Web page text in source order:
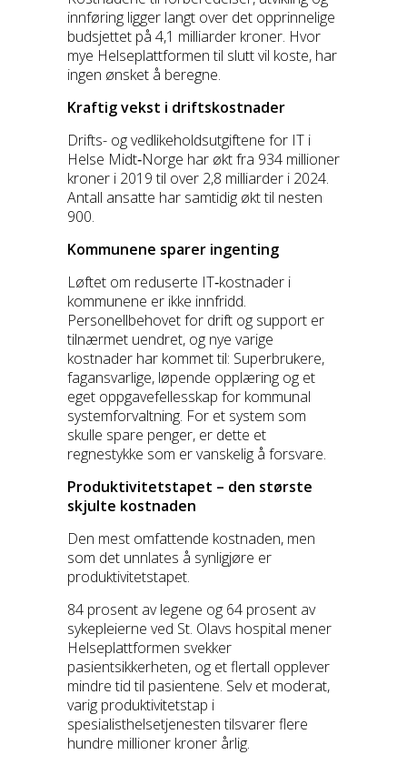
innføring ligger langt over det opprinnelige
budsjettet på 4,1 milliarder kroner. Hvor
mye Helseplattformen til slutt vil koste, har
ingen ønsket å beregne.
Kraftig vekst i driftskostnader
Drifts- og vedlikeholdsutgiftene for IT i
Helse Midt‑Norge har økt fra 934 millioner
kroner i 2019 til over 2,8 milliarder i 2024.
Antall ansatte har samtidig økt til nesten
900.
Kommunene sparer ingenting
Løftet om reduserte IT‑kostnader i
kommunene er ikke innfridd.
Personellbehovet for drift og support er
tilnærmet uendret, og nye varige
kostnader har kommet til: Superbrukere,
fagansvarlige, løpende opplæring og et
eget oppgavefellesskap for kommunal
systemforvaltning. For et system som
skulle spare penger, er dette et
regnestykke som er vanskelig å forsvare.
Produktivitetstapet – den største
skjulte kostnaden
Den mest omfattende kostnaden, men
som det unnlates å synligjøre er
produktivitetstapet.
84 prosent av legene og 64 prosent av
sykepleierne ved St. Olavs hospital mener
Helseplattformen svekker
pasientsikkerheten, og et flertall opplever
mindre tid til pasientene. Selv et moderat,
varig produktivitetstap i
spesialisthelsetjenesten tilsvarer flere
hundre millioner kroner årlig.